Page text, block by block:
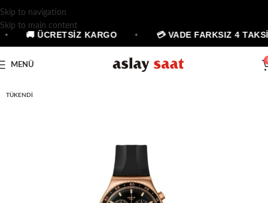
Skip to navigation
Skip to main content
🚚 ÜCRETSİZ KARGO 💳 VADE FARKSIZ 4
MENÜ
TÜKENDI